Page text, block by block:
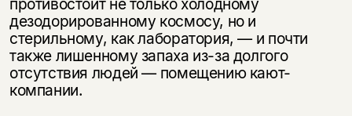
противостоит не только холодному
дезодорированному космосу, но и
стерильному, как лаборатория, — и почти
также лишенному запаха из-за долгого
отсутствия людей — помещению кают-
компании.